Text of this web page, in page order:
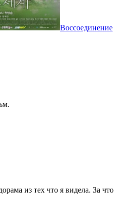
Воссоединение
из тех что я видела. За что